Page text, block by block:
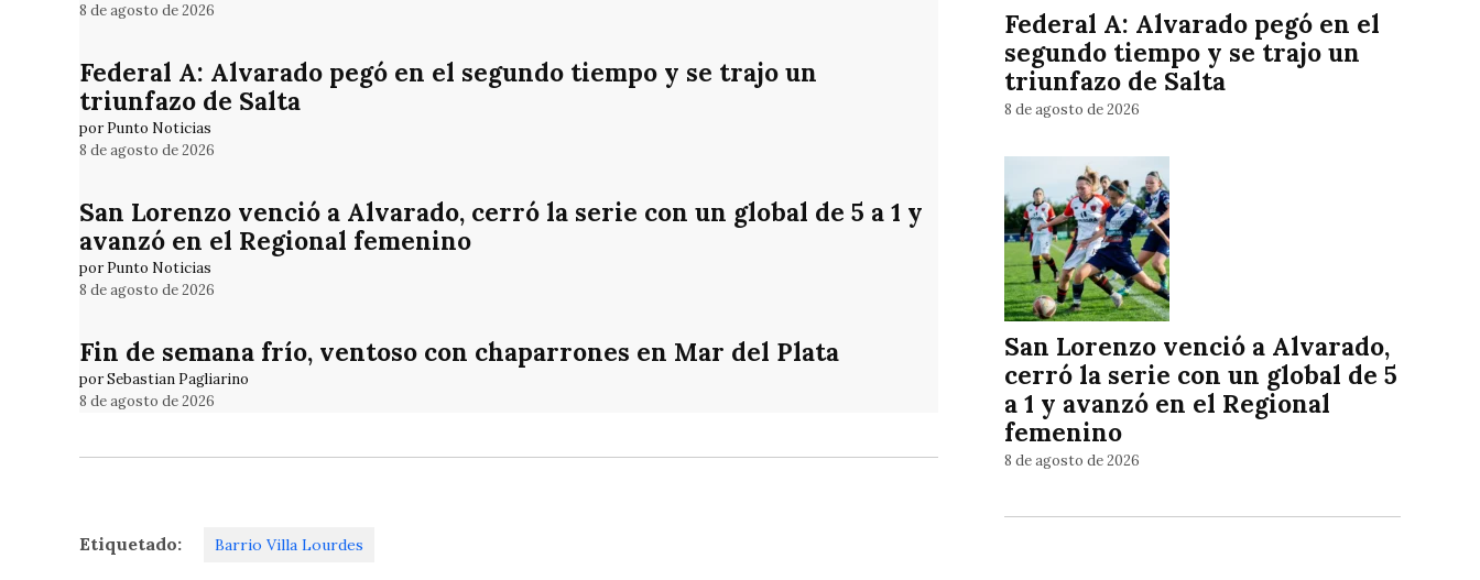
8 de agosto de 2026
Federal A: Alvarado pegó en el segundo tiempo y se trajo un
triunfazo de Salta
por Punto Noticias
8 de agosto de 2026
San Lorenzo venció a Alvarado, cerró la serie con un global de 5 a 1 y
avanzó en el Regional femenino
por Punto Noticias
8 de agosto de 2026
Fin de semana frío, ventoso con chaparrones en Mar del Plata
por Sebastian Pagliarino
8 de agosto de 2026
Etiquetado: Barrio Villa Lourdes
Federal A: Alvarado pegó en el
segundo tiempo y se trajo un
triunfazo de Salta
8 de agosto de 2026
San Lorenzo venció a Alvarado,
cerró la serie con un global de 5
a 1 y avanzó en el Regional
femenino
8 de agosto de 2026